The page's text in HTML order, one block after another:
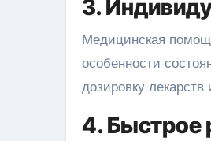
3.
Медицинская
особенности
дозировку
4. Быстрое